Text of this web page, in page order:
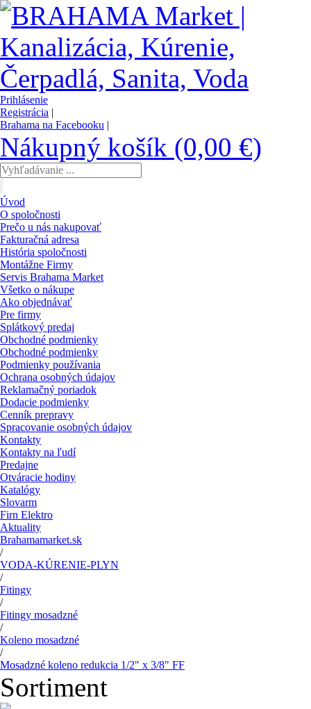
Prihlásenie
Registrácia |
Brahama na Facebooku |
Nákupný košík (0,00 €)
Úvod
O spoločnosti
Prečo u nás nakupovať
Fakturačná adresa
História spoločnosti
Montážne Firmy
Servis Brahama Market
Všetko o nákupe
Ako objednávať
Pre firmy
Splátkový predaj
Obchodné podmienky
Obchodné podmienky
Podmienky používania
Ochrana osobných údajov
Reklamačný poriadok
Dodacie podmienky
Cenník prepravy
Spracovanie osobných údajov
Kontakty
Kontakty na ľudí
Predajne
Otváracie hodiny
Katalógy
Slovarm
Firn Elektro
Aktuality
Brahamamarket.sk
/
VODA-KÚRENIE-PLYN
/
Fitingy
/
Fitingy mosadzné
/
Koleno mosadzné
/
Mosadzné koleno redukcia 1/2" x 3/8" FF
Sortiment